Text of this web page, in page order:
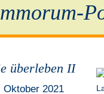
überleben II
Oktober 2021